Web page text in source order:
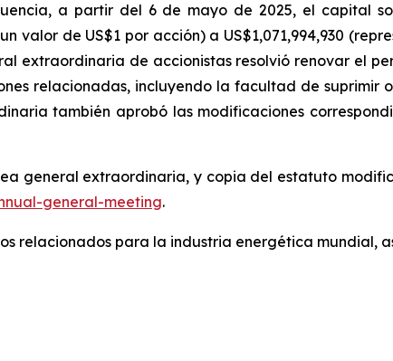
a partir del 6 de mayo de 2025, el capital
valor de US$1 por acción) a US$1,071,994,930
extraordinaria de accionistas resolvió renovar el
relacionadas, incluyendo la facultad de suprimir
también aprobó las modificaciones
general extraordinaria, y copia del estatuto
general-meeting.
relacionados para la industria energética mundial,